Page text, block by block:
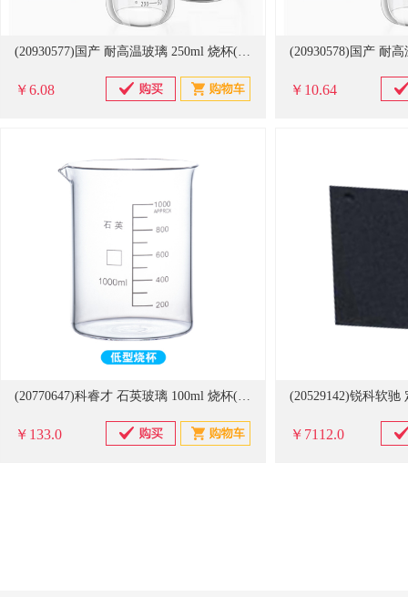
(20930577)国产 耐高温玻璃 250ml 烧杯(单位：个)
￥6.08 ￥10.64
(20770647)科睿才 石英玻璃 100ml 烧杯(单位：个)
￥133.0 ￥7112.0